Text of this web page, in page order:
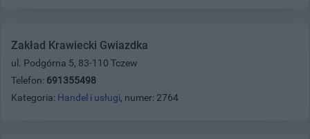
Zakład Krawiecki Gwiazdka
ul. Podgórna 5, 83-110 Tczew
Telefon: 691355498
Kategoria: Handel i usługi, numer: 2764